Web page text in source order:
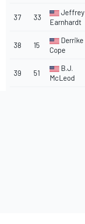
37 33
Jeffrey
Earnhardt
38 15
Derrike
Cope
39 51
B.J.
McLeod